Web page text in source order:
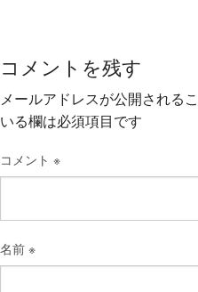
コメントを残す
メールアドレスが公開される
いる欄は必須項目です
コメント ※
名前 ※